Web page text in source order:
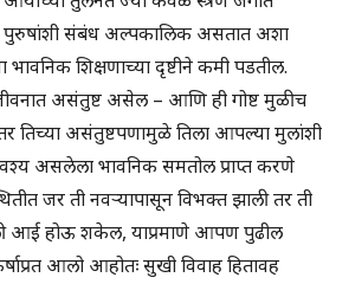
पुरुषांशी संबंध अल्पकालिक असतात अशा
शिक्षणाच्या दृष्टीने कमी पडतील.
जीवनात असंतुष्ट असेल – आणि ही गोष्ट मुळीच
तिच्या असंतुष्टपणामुळे तिला आपल्या मुलांशी
असलेला भावनिक समतोल प्राप्त करणे
जर ती नवऱ्यापासून विभक्त झाली तर ती
आई होऊ शकेल, याप्रमाणे आपण पुढील
आलो आहोतः सुखी विवाह हितावह